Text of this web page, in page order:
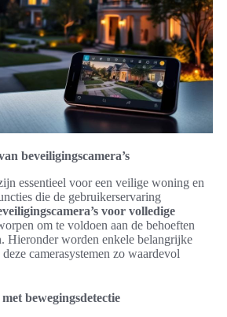
beveiligingscamera’s
essentieel voor een veilige woning en
die de gebruikerservaring
voor volledige
om te voldoen aan de behoeften
Hieronder worden enkele belangrijke
camerasystemen zo waardevol
bewegingsdetectie